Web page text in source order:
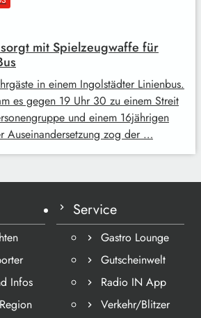
mit Spielzeugwaffe für
in einem Ingolstädter Linienbus.
es gegen 19 Uhr 30 zu einem Streit
und einem 16jährigen
Auseinandersetzung zog der …
Infos
Service
Gastro Lounge
Gutscheinwelt
Radio IN App
Verkehr/Blitzer